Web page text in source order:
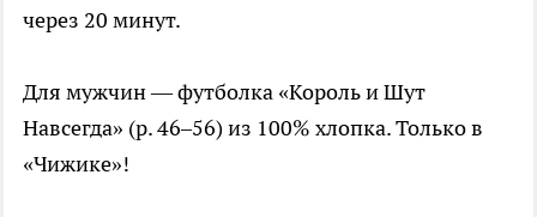
через 20 минут.
Для мужчин — футболка «Король и Шут
Навсегда» (р. 46–56) из 100% хлопка. Только в
«Чижике»!